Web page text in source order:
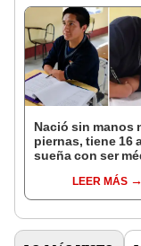
Nació sin manos
piernas, tiene 16
sueña con ser
conmueve en
Lambayeque
LEER MÁS